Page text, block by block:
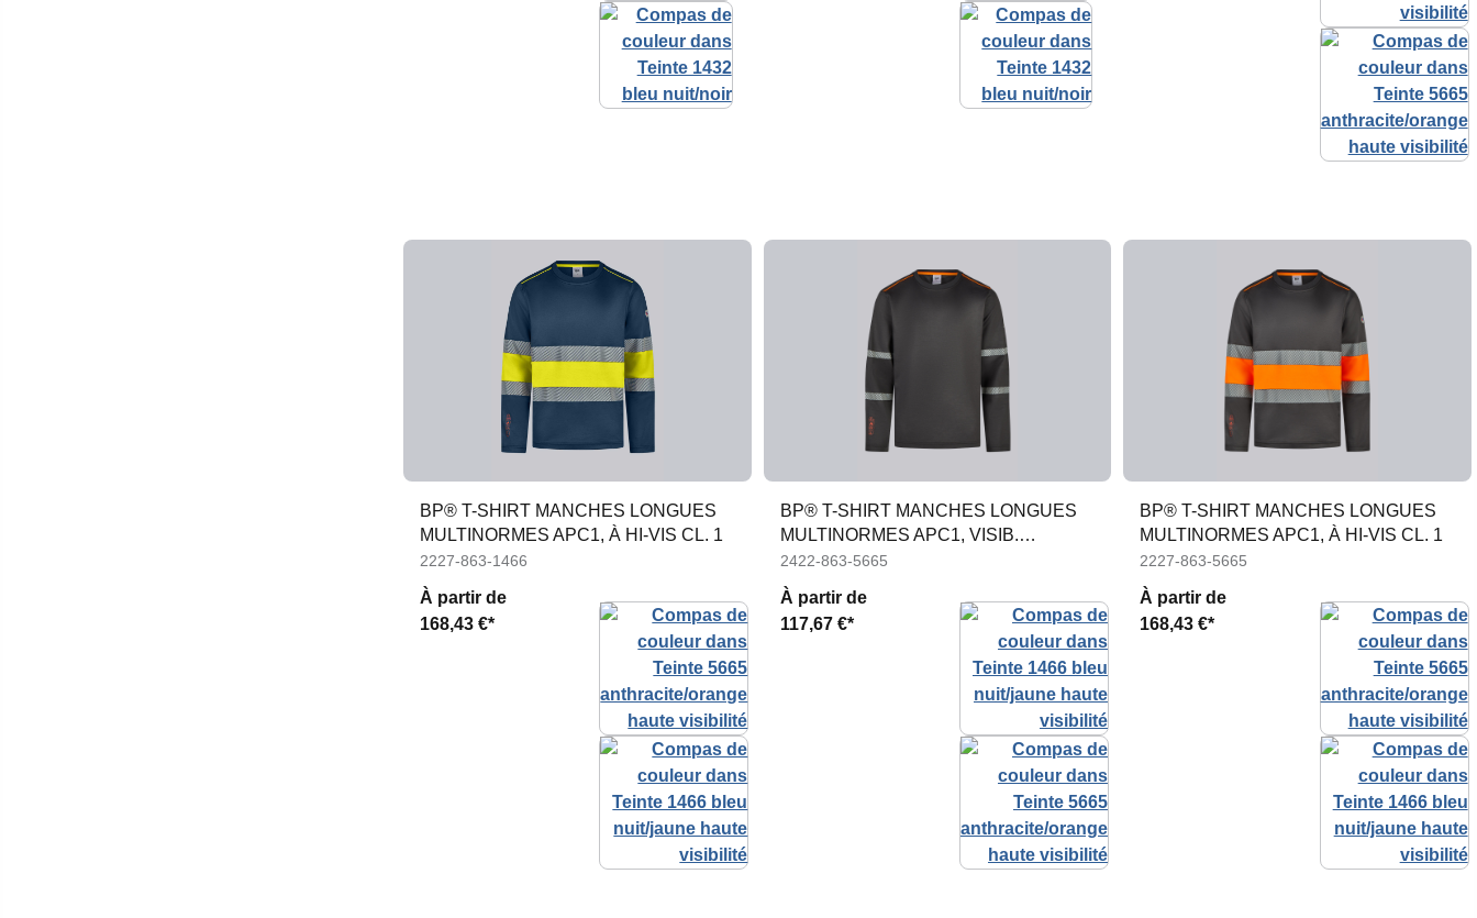
BP® T-SHIRT MANCHES LONGUES
MULTINORMES APC1, À HI-VIS CL. 1
2227-863-1466
À partir de
168,43 €*
BP® T-SHIRT MANCHES LONGUES
MULTINORMES APC1, VISIB.
AMÉLIORÉE
2422-863-5665
À partir de
117,67 €*
BP® T-SHIRT MANCHES LONGUES
MULTINORMES APC1, À HI-VIS CL. 1
2227-863-5665
À partir de
168,43 €*